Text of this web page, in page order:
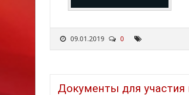
09.01.2019 0
Документы для участия